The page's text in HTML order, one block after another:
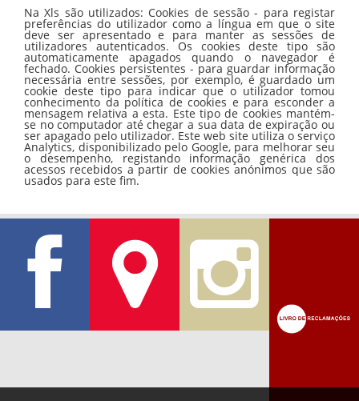
Na Xls são utilizados: Cookies de sessão - para registar
preferências do utilizador como a língua em que o site
deve ser apresentado e para manter as sessões de
utilizadores autenticados. Os cookies deste tipo são
automaticamente apagados quando o navegador é
fechado. Cookies persistentes - para guardar informação
necessária entre sessões, por exemplo, é guardado um
cookie deste tipo para indicar que o utilizador tomou
conhecimento da política de cookies e para esconder a
mensagem relativa a esta. Este tipo de cookies mantém-
se no computador até chegar a sua data de expiração ou
ser apagado pelo utilizador. Este web site utiliza o serviço
Analytics, disponibilizado pelo Google, para melhorar seu
o desempenho, registando informação genérica dos
acessos recebidos a partir de cookies anónimos que são
usados para este fim.